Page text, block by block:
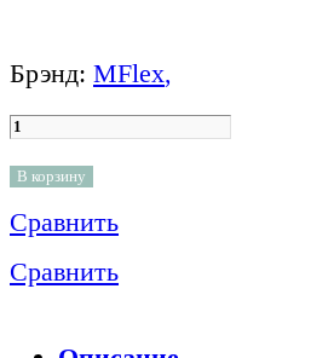
Брэнд: MFlex,
В корзину
Сравнить
Сравнить